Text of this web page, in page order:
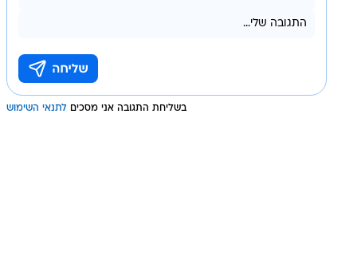
בשליחת התגובה אני מסכים לתנאי השימוש